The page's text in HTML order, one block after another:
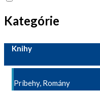
Kategórie
Knihy
Príbehy, Romány